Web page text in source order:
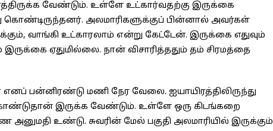
வேண்டும். உள்ளே உட்கார்வதற்கு இருக்கை
அலமாரிகளுக்குப் பின்னால் அவர்கள்
வாங்கி உட்காரலாம் என்று கேட்டேன். இருக்கை எதுவும்
ஏதுமில்லை. நான் விசாரித்ததும் தம் சிரமத்தை
பன்னிரண்டு மணி நேர வேலை. ஐயாயிரத்திலிருந்து
இருக்க வேண்டும். உள்ளே ஒரு கிடங்கறை
உண்டு. சுவரின் மேல் பகுதி அலமாரியில் இருக்கும்